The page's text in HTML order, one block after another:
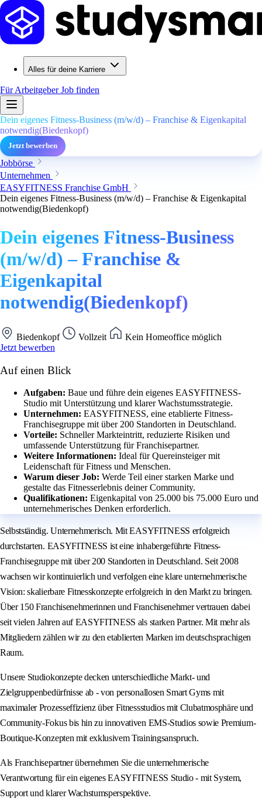
Alles für deine Karriere
Für ArbeitgeberJob finden
Dein eigenes Fitness-Business (m/w/d) – Franchise & Eigenkapital
notwendig(Biedenkopf)
Jetzt bewerben
Jobbörse
Unternehmen
EASYFITNESS Franchise GmbH
Dein eigenes Fitness-Business (m/w/d) – Franchise & Eigenkapital
notwendig(Biedenkopf)
Dein eigenes Fitness-Business
(m/w/d) – Franchise &
Eigenkapital
notwendig(Biedenkopf)
Biedenkopf Vollzeit
Kein Homeoffice möglich
Jetzt bewerben
Auf einen Blick
Aufgaben: Baue und führe dein eigenes EASYFITNESS-
Studio mit Unterstützung und klarer Wachstumsstrategie.
Unternehmen: EASYFITNESS, eine etablierte Fitness-
Franchisegruppe mit über 200 Standorten in Deutschland.
Vorteile: Schneller Markteintritt, reduzierte Risiken und
umfassende Unterstützung für Franchisepartner.
Weitere Informationen: Ideal für Quereinsteiger mit
Leidenschaft für Fitness und Menschen.
Warum dieser Job: Werde Teil einer starken Marke und
gestalte das Fitnesserlebnis deiner Community.
Qualifikationen: Eigenkapital von 25.000 bis 75.000 Euro und
unternehmerisches Denken erforderlich.
Selbstständig. Unternehmerisch. Mit EASYFITNESS erfolgreich
durchstarten. EASYFITNESS ist eine inhabergeführte Fitness-
Franchisegruppe mit über 200 Standorten in Deutschland. Seit 2008
wachsen wir kontinuierlich und verfolgen eine klare unternehmerische
Vision: skalierbare Fitnesskonzepte erfolgreich in den Markt zu bringen.
Über 150 Franchisenehmerinnen und Franchisenehmer vertrauen dabei
seit vielen Jahren auf EASYFITNESS als starken Partner. Mit mehr als
Mitgliedern zählen wir zu den etablierten Marken im deutschsprachigen
Raum.
Unsere Studiokonzepte decken unterschiedliche Markt- und
Zielgruppenbedürfnisse ab - von personallosen Smart Gyms mit
maximaler Prozesseffizienz über Fitnessstudios mit Clubatmosphäre und
Community-Fokus bis hin zu innovativen EMS-Studios sowie Premium-
Boutique-Konzepten mit exklusivem Trainingsanspruch.
Als Franchisepartner übernehmen Sie die unternehmerische
Verantwortung für ein eigenes EASYFITNESS Studio - mit System,
Support und klarer Wachstumsperspektive.